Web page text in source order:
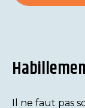
Il ne faut pas